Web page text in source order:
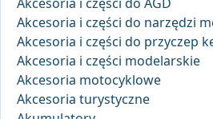
Akcesoria i części do narzędzi
Akcesoria i części do przyczep
Akcesoria i części modelarskie
Akcesoria motocyklowe
Akcesoria turystyczne